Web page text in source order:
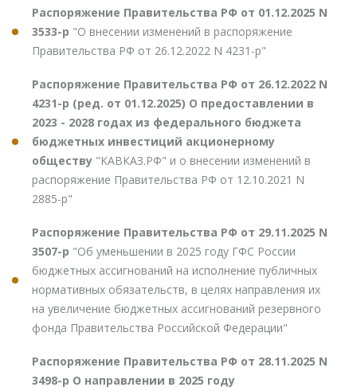
Распоряжение Правительства РФ от 01.12.2025 N
3533-р "О внесении изменений в распоряжение
Правительства РФ от 26.12.2022 N 4231-р"
Распоряжение Правительства РФ от 26.12.2022 N
4231-р (ред. от 01.12.2025) О предоставлении в
2023 - 2028 годах из федерального бюджета
бюджетных инвестиций акционерному
обществу "КАВКАЗ.РФ" и о внесении изменений в
распоряжение Правительства РФ от 12.10.2021 N
2885-р"
Распоряжение Правительства РФ от 29.11.2025 N
3507-р "Об уменьшении в 2025 году ГФС России
бюджетных ассигнований на исполнение публичных
нормативных обязательств, в целях направления их
на увеличение бюджетных ассигнований резервного
фонда Правительства Российской Федерации"
Распоряжение Правительства РФ от 28.11.2025 N
3498-р О направлении в 2025 году